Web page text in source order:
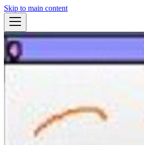
Skip to main content